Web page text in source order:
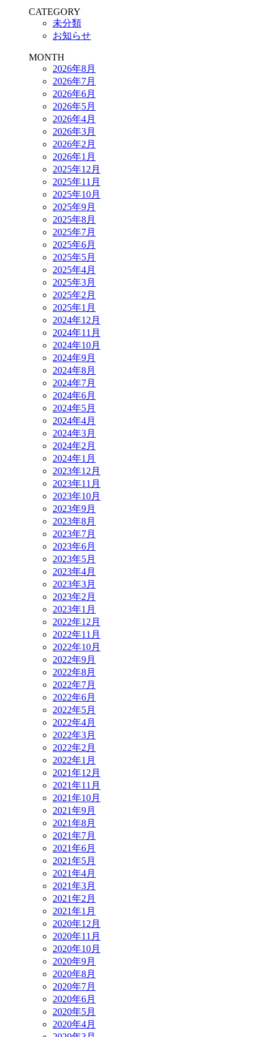
CATEGORY
未分類
お知らせ
MONTH
2026年8月
2026年7月
2026年6月
2026年5月
2026年4月
2026年3月
2026年2月
2026年1月
2025年12月
2025年11月
2025年10月
2025年9月
2025年8月
2025年7月
2025年6月
2025年5月
2025年4月
2025年3月
2025年2月
2025年1月
2024年12月
2024年11月
2024年10月
2024年9月
2024年8月
2024年7月
2024年6月
2024年5月
2024年4月
2024年3月
2024年2月
2024年1月
2023年12月
2023年11月
2023年10月
2023年9月
2023年8月
2023年7月
2023年6月
2023年5月
2023年4月
2023年3月
2023年2月
2023年1月
2022年12月
2022年11月
2022年10月
2022年9月
2022年8月
2022年7月
2022年6月
2022年5月
2022年4月
2022年3月
2022年2月
2022年1月
2021年12月
2021年11月
2021年10月
2021年9月
2021年8月
2021年7月
2021年6月
2021年5月
2021年4月
2021年3月
2021年2月
2021年1月
2020年12月
2020年11月
2020年10月
2020年9月
2020年8月
2020年7月
2020年6月
2020年5月
2020年4月